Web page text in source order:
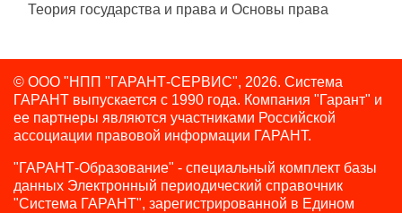
Теория государства и права и Основы права
© ООО "НПП "ГАРАНТ-СЕРВИС", 2026. Система
ГАРАНТ выпускается с 1990 года. Компания "Гарант" и
ее партнеры являются участниками Российской
ассоциации правовой информации ГАРАНТ.
"ГАРАНТ-Образование" - специальный комплект базы
данных Электронный периодический справочник
"Система ГАРАНТ", зарегистрированной в Едином